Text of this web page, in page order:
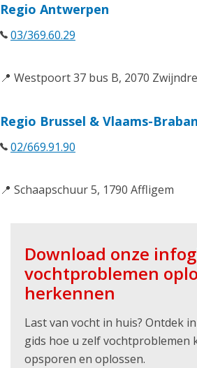
Regio Antwerpen
03/369.60.29
📍 Westpoort 37 bus B, 2070
Regio Brussel & Vlaams-
02/669.91.90
📍 Schaapschuur 5, 1790 Affligem
Download onze
vochtproblemen
herkennen
Last van vocht in huis? Ontdek
gids hoe u zelf vochtproblemen
opsporen en oplossen.